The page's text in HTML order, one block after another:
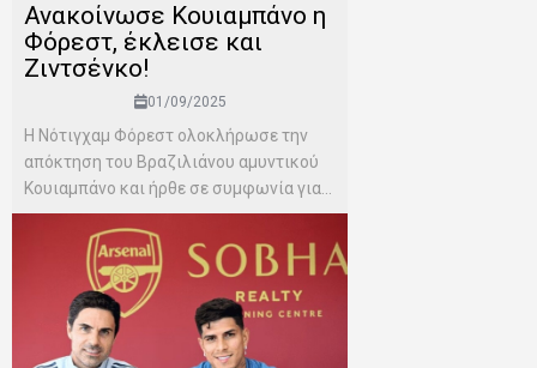
Ανακοίνωσε Κουιαμπάνο η
Φόρεστ, έκλεισε και
Ζιντσένκο!
01/09/2025
Η Νότιγχαμ Φόρεστ ολοκλήρωσε την
απόκτηση του Βραζιλιάνου αμυντικού
Κουιαμπάνο και ήρθε σε συμφωνία για...